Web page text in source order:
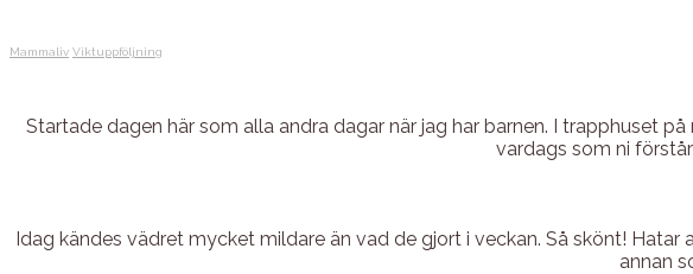
Mammaliv Viktuppföljning
Startade dagen här som alla andra dagar när jag har barnen. I trapphuset
vardags som ni
Idag kändes vädret mycket mildare än vad de gjort i veckan. Så skönt!
annan